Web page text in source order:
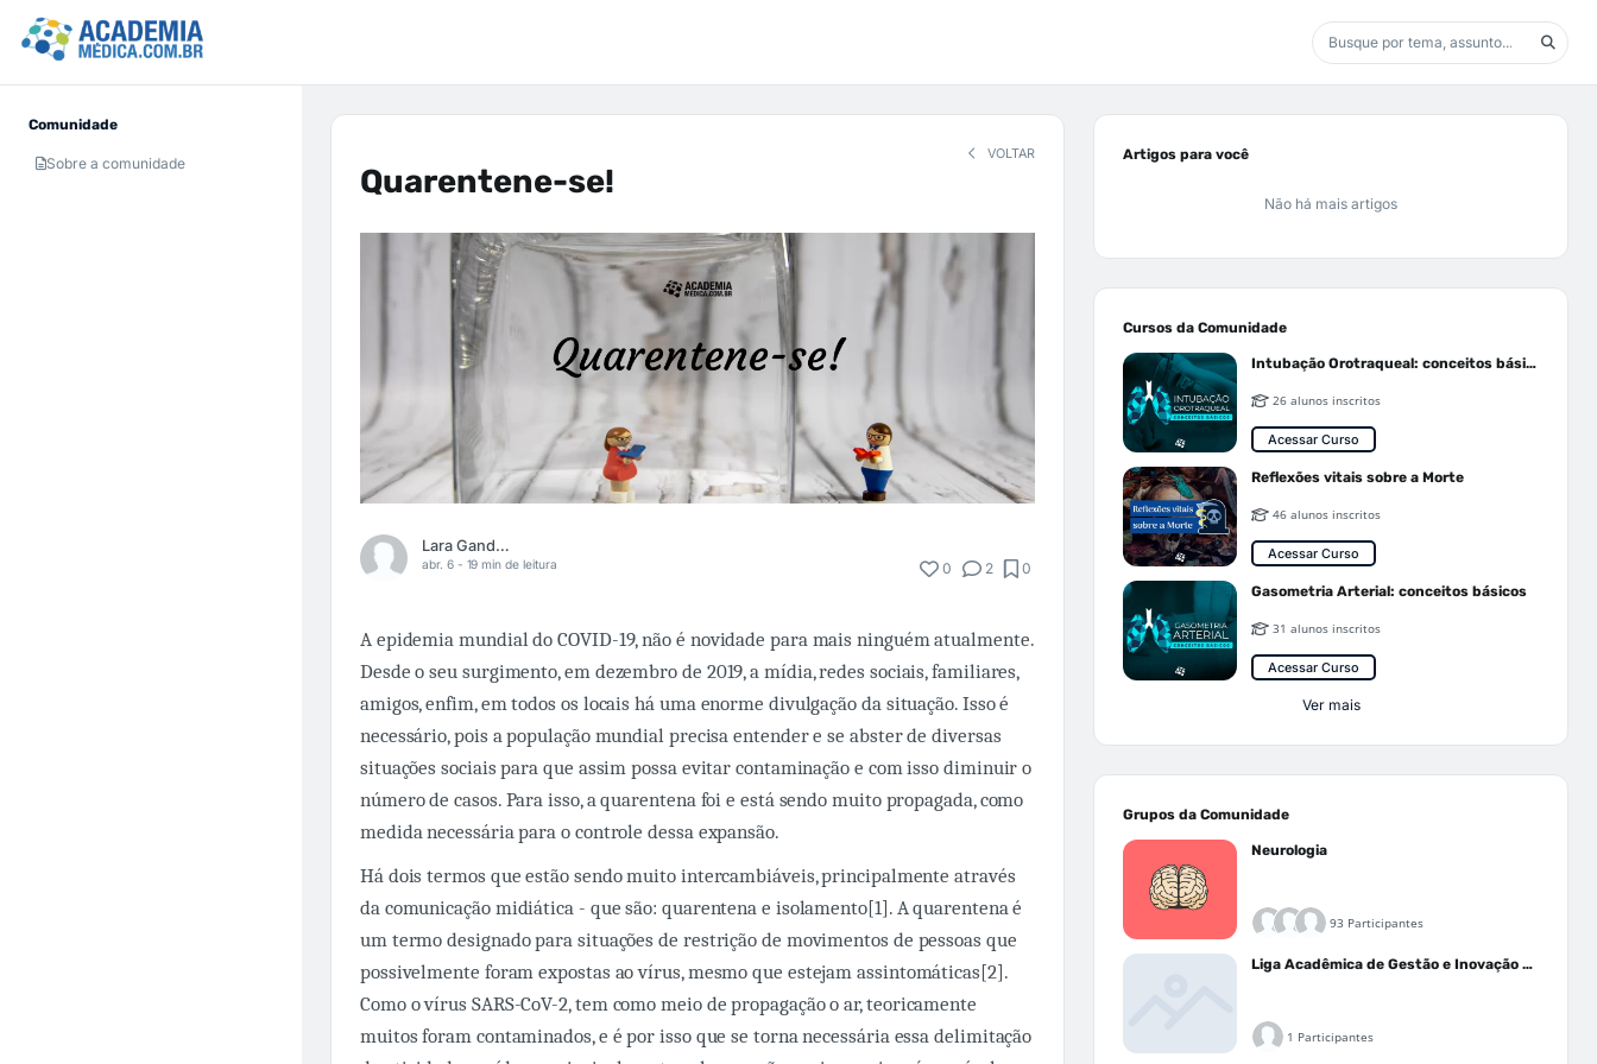
Comunidade
Sobre a comunidade
VOLTAR
Quarentene-se!
Lara Gandolfo
abr. 6 - 19 min de leitura 0 2 0
A epidemia mundial do COVID-19, não é novidade para mais ninguém atualmente.
Desde o seu surgimento, em dezembro de 2019, a mídia, redes sociais, familiares,
amigos, enfim, em todos os locais há uma enorme divulgação da situação. Isso é
necessário, pois a população mundial precisa entender e se abster de diversas
situações sociais para que assim possa evitar contaminação e com isso diminuir o
número de casos. Para isso, a quarentena foi e está sendo muito propagada, como
medida necessária para o controle dessa expansão.
Há dois termos que estão sendo muito intercambiáveis, principalmente através
da comunicação midiática - que são: quarentena e isolamento[1]. A quarentena é
um termo designado para situações de restrição de movimentos de pessoas que
possivelmente foram expostas ao vírus, mesmo que estejam assintomáticas[2].
Como o vírus SARS-CoV-2, tem como meio de propagação o ar, teoricamente
muitos foram contaminados, e é por isso que se torna necessária essa delimitação
Artigos para você
Não há mais artigos
Cursos da Comunidade
Intubação Orotraqueal: conceitos básicos
26 alunos inscritos
Acessar Curso
Reflexões vitais sobre a Morte
46 alunos inscritos
Acessar Curso
Gasometria Arterial: conceitos básicos
31 alunos inscritos
Acessar Curso
Ver mais
Grupos da Comunidade
Neurologia
93 Participantes
Liga Acadêmica de Gestão e Inovação Médica - LAGIM
1 Participantes